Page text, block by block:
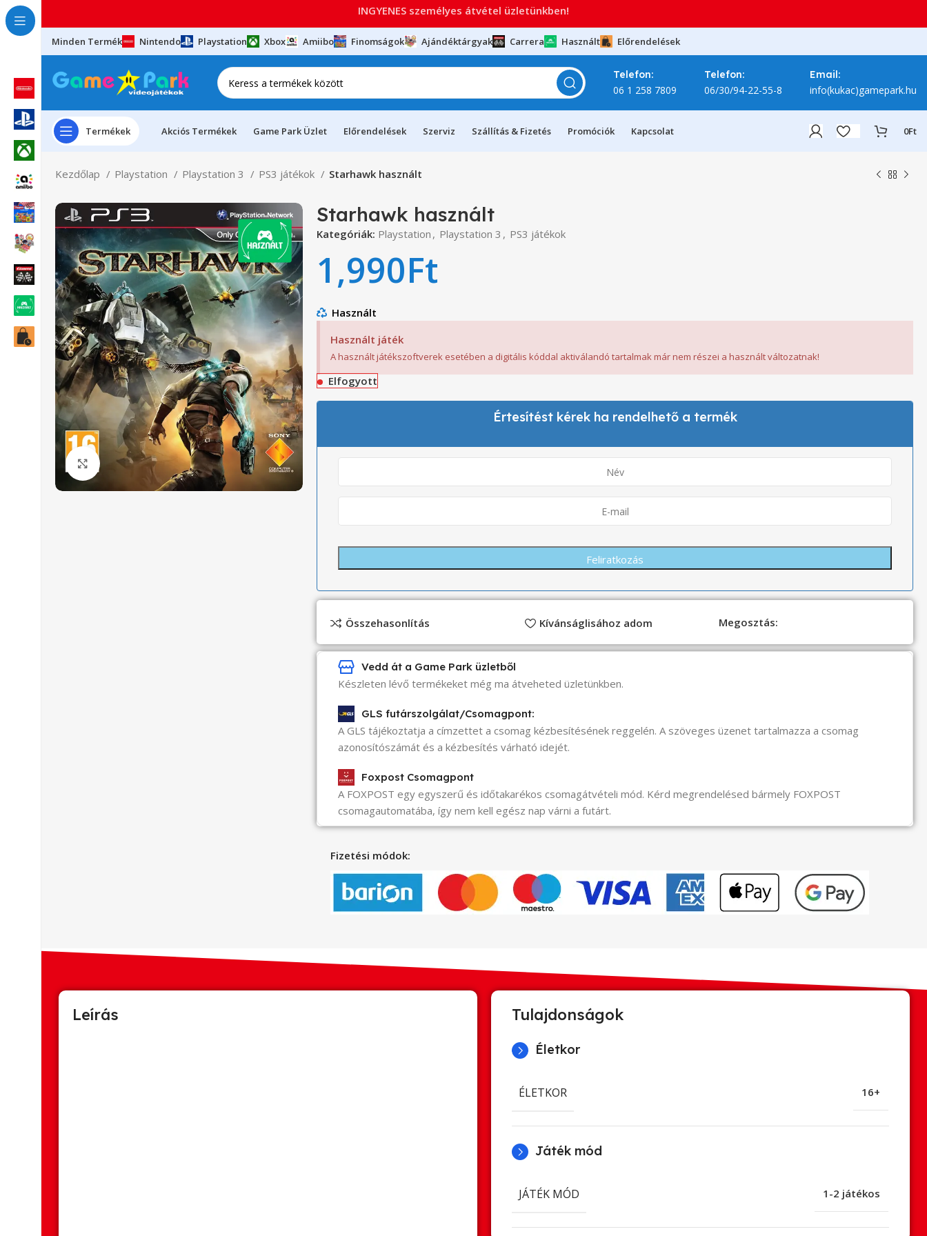
Minden Termék Nintendo Playstation Xbox Amiibo Finomságok Ajándéktárgyak Carrera Használt Előrendelések
Telefon:
06 1 258 7809
Telefon:
06/30/94-22-55-8
Email:
info(kukac)gamepark.hu
Termékek Akciós Termékek Game Park Üzlet Előrendelések Szerviz Szállítás & Fizetés Promóciók Kapcsolat 0Ft
Kezdőlap Playstation Playstation 3 PS3 játékok Starhawk használt
Click to enlarge
Starhawk használt
Kategóriák: Playstation , Playstation 3 , PS3 játékok
1,990Ft
Használt
Használt játék
A használt játékszoftverek esetében a digitális kóddal aktiválandó tartalmak már nem részei a használt változatnak!
Elfogyott
Értesítést kérek ha rendelhető a termék
Összehasonlítás Kívánságlisához adom Megosztás:
Vedd át a Game Park üzletből
Készleten lévő termékeket még ma átveheted üzletünkben.
GLS futárszolgálat/Csomagpont:
A GLS tájékoztatja a címzettet a csomag kézbesítésének reggelén. A szöveges üzenet tartalmazza a csomag
azonosítószámát és a kézbesítés várható idejét.
Foxpost Csomagpont
A FOXPOST egy egyszerű és időtakarékos csomagátvételi mód. Kérd megrendelésed bármely FOXPOST
csomagautomatába, így nem kell egész nap várni a futárt.
Fizetési módok:
Leírás Tulajdonságok
Életkor
ÉLETKOR 16+
Játék mód
JÁTÉK MÓD 1-2 játékos
INGYENES személyes átvétel üzletünkben!